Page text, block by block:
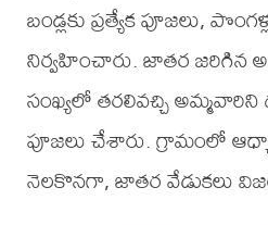
బండ్లకు ప్రత్యేక పూజలు,
నిర్వహించారు. జాతర జరిగిన
సంఖ్యలో తరలివచ్చి అమ్మవారిని
పూజలు చేశారు. గ్రామంలో
నెలకొనగా, జాతర వేడుకలు